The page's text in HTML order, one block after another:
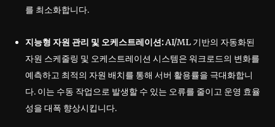
를 최소화합니다.
지능형 자원 관리 및 오케스트레이션:AI/ML 기반의 자동화된
자원 스케줄링 및 오케스트레이션 시스템은 워크로드의 변화를
예측하고 최적의 자원 배치를 통해 서버 활용률을 극대화합니
다. 이는 수동 작업으로 발생할 수 있는 오류를 줄이고 운영 효율
성을 대폭 향상시킵니다.